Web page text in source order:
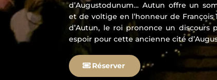
d’Augustodunum… Autun offre un
et de voltige en l’honneur de François
d’Autun, le roi prononce un discours
espoir pour cette ancienne cité
Réserver